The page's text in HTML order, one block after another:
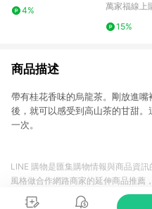
入/組 飲料 綠茶
4%
萬家福線上
15%
商品描述
帶有桂花香味的烏龍茶。剛放進
後，就可以感受到高山茶的甘甜
一次。
LINE 購物是匯集購物情報與商品資
風格做合作網路商家的延伸商品推薦
商品至各合作網路商家，確認現售